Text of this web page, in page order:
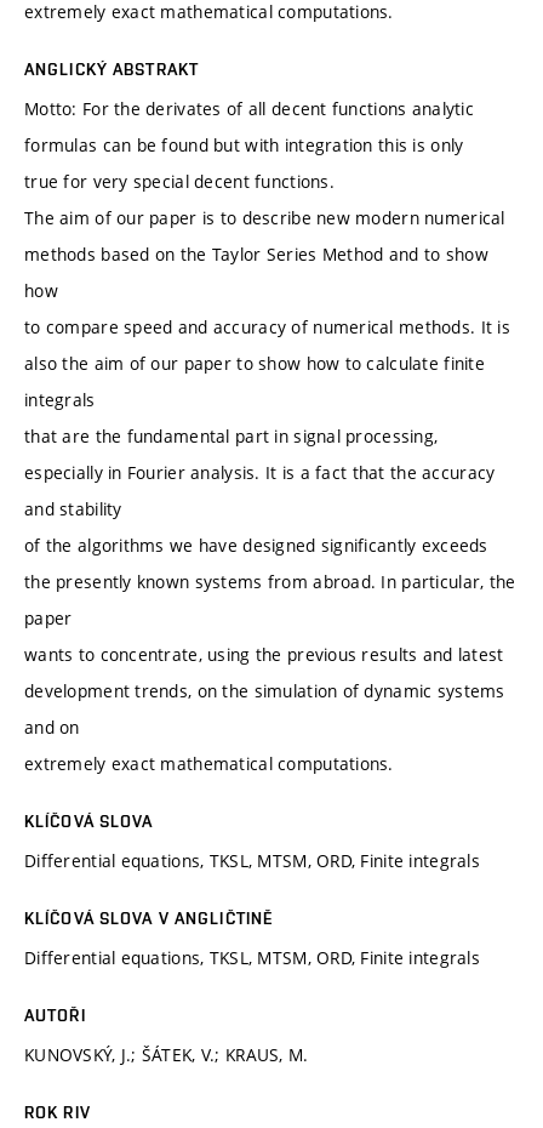
extremely exact mathematical computations.
ANGLICKÝ ABSTRAKT
Motto: For the derivates of all decent functions analytic
formulas can be found but with integration this is only
true for very special decent functions.
The aim of our paper is to describe new modern numerical
methods based on the Taylor Series Method and to show
how
to compare speed and accuracy of numerical methods. It is
also the aim of our paper to show how to calculate finite
integrals
that are the fundamental part in signal processing,
especially in Fourier analysis. It is a fact that the accuracy
and stability
of the algorithms we have designed significantly exceeds
the presently known systems from abroad. In particular, the
paper
wants to concentrate, using the previous results and latest
development trends, on the simulation of dynamic systems
and on
extremely exact mathematical computations.
KLÍČOVÁ SLOVA
Differential equations, TKSL, MTSM, ORD, Finite integrals
KLÍČOVÁ SLOVA V ANGLIČTINĚ
Differential equations, TKSL, MTSM, ORD, Finite integrals
AUTOŘI
KUNOVSKÝ, J.; ŠÁTEK, V.; KRAUS, M.
ROK RIV